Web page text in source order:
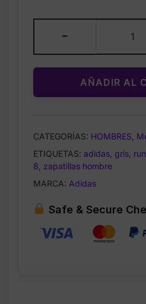
-
5
AÑADIR AL
CATEGORÍAS: HOMBRES
ETIQUETAS: adidas gris
8 zapatillas hombre
MARCA: Adidas
Safe & Secure